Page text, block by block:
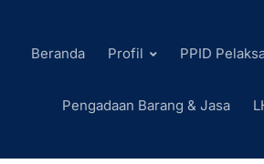
Beranda Profil PPID
Pengadaan Barang & Jasa